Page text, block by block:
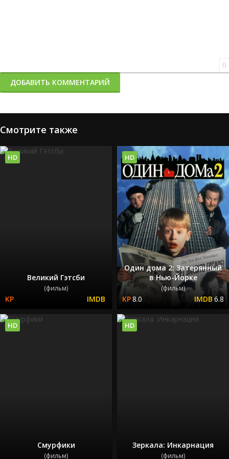
0
ДОБАВИТЬ КОММЕНТАРИЙ
Смотрите также
Великий Гэтсби
(фильм)
HD
Один дома 2: Затерянный
в Нью-Йорке
(фильм)
8.0 6.8
HD
Смурфики
(фильм)
HD
Зеркала: Инкарнация
(фильм)
HD